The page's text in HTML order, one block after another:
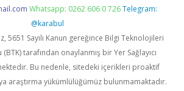
Whatsapp: 0262 606 0 726 Telegram:
@karabul
5651 Sayılı Kanun gereğince Bilgi Teknolojileri
tarafından onaylanmış bir Yer Sağlayıcı
Bu nedenle, sitedeki içerikleri proaktif
araştırma yükümlülüğümüz bulunmamaktadır.